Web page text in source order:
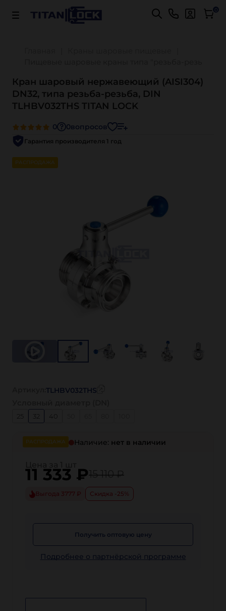
Важно! Для оплаты заказов Подробнее 0
Кран шаровый нержавеющий (AISI304)
DN32, типа резьба-резьба, DIN
TLHBV032THS TITAN LOCK
0 0вопросов
Гарантия производителя 1 год
РАСПРОДАЖА
РАСПРОДАЖА Наличие: нет в наличии
11 333 ₽ 15 110 ₽
Выгода 3777 ₽ Скидка -25%
Получить оптовую цену
Подробнее о партнёрской программе
TLHBV032THS
32